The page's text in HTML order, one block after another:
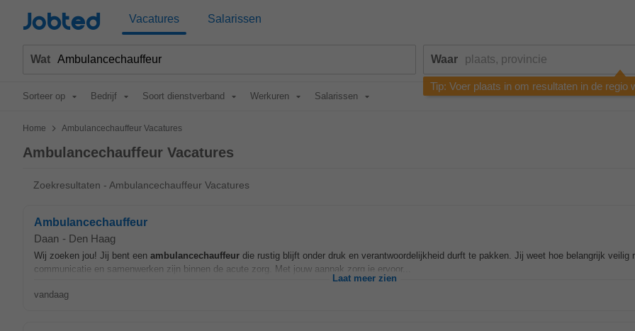
Jobted Vacatures Salarissen
Wat Waar
Tip: Voer plaats in om resultaten in de regio
Sorteer op Bedrijf Soort dienstverband Werkuren Salarissen
Home > Ambulancechauffeur Vacatures
Ambulancechauffeur Vacatures
Zoekresultaten - Ambulancechauffeur Vacatures
Ambulancechauffeur
Daan - Den Haag
Wij zoeken jou! Jij bent een ambulancechauffeur die rustig blijft onder druk en verantwoordelijkheid durft te pakken. Jij weet hoe belangrijk veilig
communicatie en samenwerken zijn binnen de acute zorg. Met jouw aanpak zorg je ervoor...
Laat meer zien
vandaag